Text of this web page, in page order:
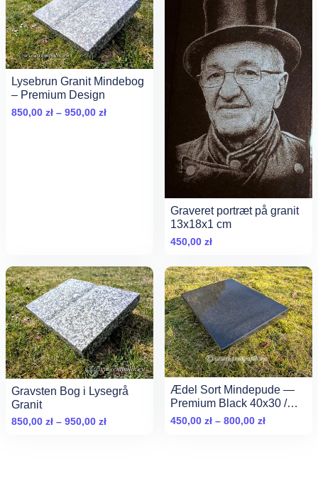
Lysebrun Granit Mindebog
– Premium Design
850,00 zł – 950,00 złZakres
Graveret portræt på granit
13x18x1 cm
450,00 zł
Gravsten Bog i Lysegrå
Granit
850,00 zł – 950,00 złZakres
Ædel Sort Mindepude —
Premium Black 40x30 /
45x35 cm
450,00 zł – 800,00 złZakres